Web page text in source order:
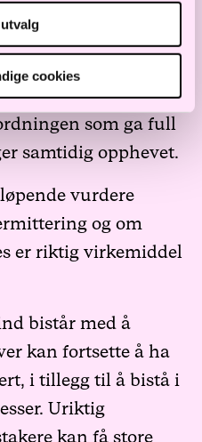
cookies
seg at
økt fra 2 til 10
2020. I tillegg ble
som ga full
samtidig opphevet.
vurdere
og om
er riktig virkemiddel
bistår med å
kan fortsette å ha
i tillegg til å bistå i
Uriktig
kan få store